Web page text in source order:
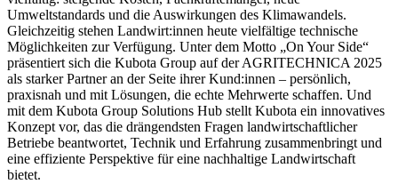
Umweltstandards und die Auswirkungen des Klimawandels.
Gleichzeitig stehen Landwirt:innen heute vielfältige technische
Möglichkeiten zur Verfügung. Unter dem Motto „On Your Side“
präsentiert sich die Kubota Group auf der AGRITECHNICA 2025
als starker Partner an der Seite ihrer Kund:innen – persönlich,
praxisnah und mit Lösungen, die echte Mehrwerte schaffen. Und
mit dem Kubota Group Solutions Hub stellt Kubota ein innovatives
Konzept vor, das die drängendsten Fragen landwirtschaftlicher
Betriebe beantwortet, Technik und Erfahrung zusammenbringt und
eine effiziente Perspektive für eine nachhaltige Landwirtschaft
bietet.